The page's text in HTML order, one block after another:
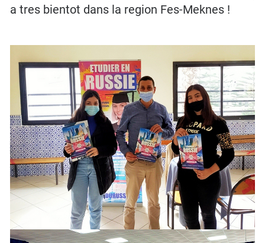
a tres bientot dans la region Fes-Meknes !